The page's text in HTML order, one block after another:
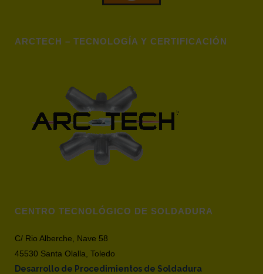
ARCTECH – TECNOLOGÍA Y CERTIFICACIÓN
CENTRO TECNOLÓGICO DE SOLDADURA
C/ Rio Alberche, Nave 58
45530 Santa Olalla, Toledo
Desarrollo de Procedimientos de Soldadura